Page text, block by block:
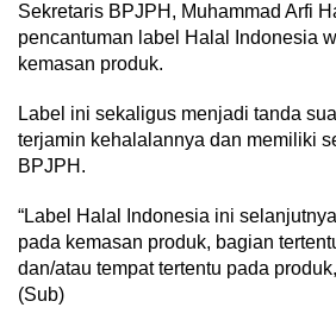
Sekretaris BPJPH, Muhammad Arfi
pencantuman label Halal Indonesia
kemasan produk.
Label ini sekaligus menjadi tanda
terjamin kehalalannya dan memiliki
BPJPH.
“Label Halal Indonesia ini
pada kemasan produk, bagian
dan/atau tempat tertentu pada
(Sub)